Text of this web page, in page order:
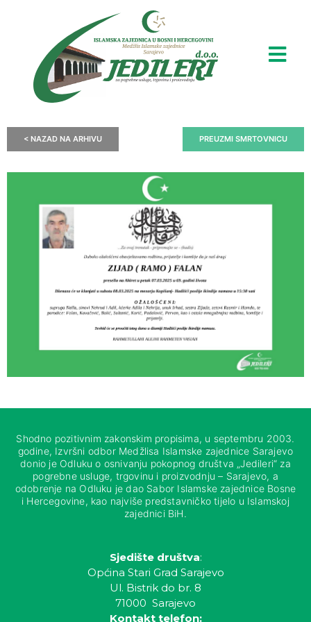
< NAZAD NA ARHIVU PREUZMI SMRTOVNICU
Shodno pozitivnim zakonskim propisima, u septembru 2003.
godine, Izvršni odbor Medžlisa Islamske zajednice Sarajevo
donio je Odluku o osnivanju pokopnog društva „Jedileri“ za
pogrebne usluge, trgovinu i proizvodnju – Sarajevo, a
odobrenje na Odluku je dao Sabor Islamske zajednice Bosne
i Hercegovine, kao najviše predstavničko tijelo u Islamskoj
zajednici BiH.
Sjedište društva:
Općina Stari Grad Sarajevo
Ul. Bistrik do br. 8
71000 Sarajevo
Kontakt telefon: